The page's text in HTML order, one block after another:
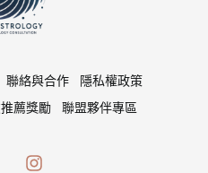
聯絡與合作
隱私權政策
薦獎勵 聯盟夥伴專區